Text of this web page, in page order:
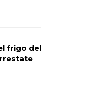
frigo del